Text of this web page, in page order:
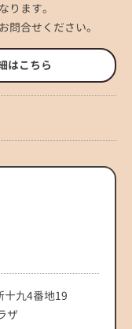
ります。
問合せください。
はこちら
十九4番地19
ザ